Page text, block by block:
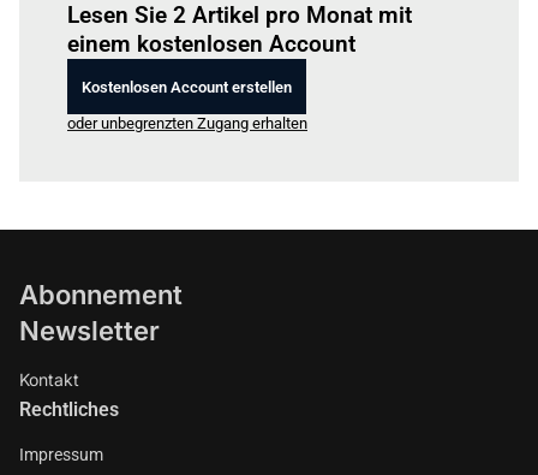
Lesen Sie 2 Artikel pro Monat mit
einem kostenlosen Account
Kostenlosen Account erstellen
oder unbegrenzten Zugang erhalten
Abonnement
Newsletter
Kontakt
Rechtliches
Impressum